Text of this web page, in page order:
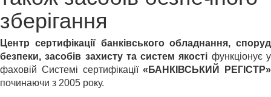
зберігання
Центр сертифікації банківського обладнання, споруд
безпеки, засобів захисту та систем якості функціонує у
фаховій Системі сертифікації«БАНКІВСЬКИЙ РЕГІСТР»
починаючи з 2005 року.